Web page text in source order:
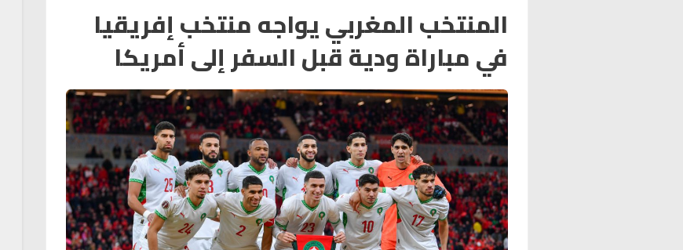
المنتخب المغربي يواجه منتخب إفريقيا
في مباراة ودية قبل السفر إلى أمريكا